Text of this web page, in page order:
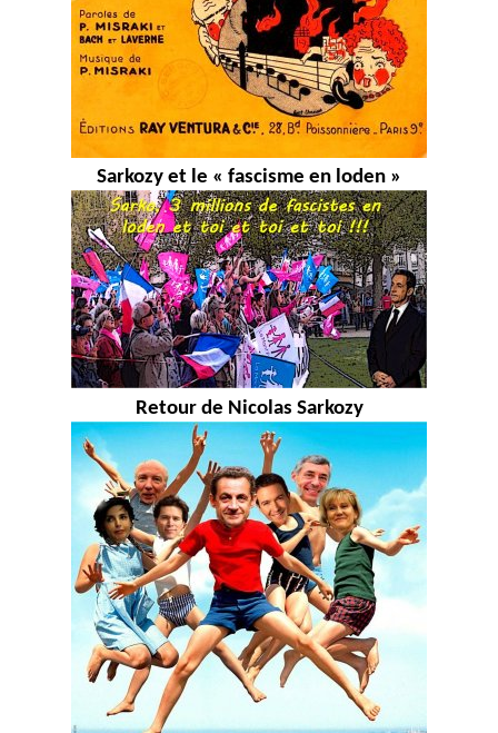
Sarkozy et le « fascisme en loden »
Retour de Nicolas Sarkozy